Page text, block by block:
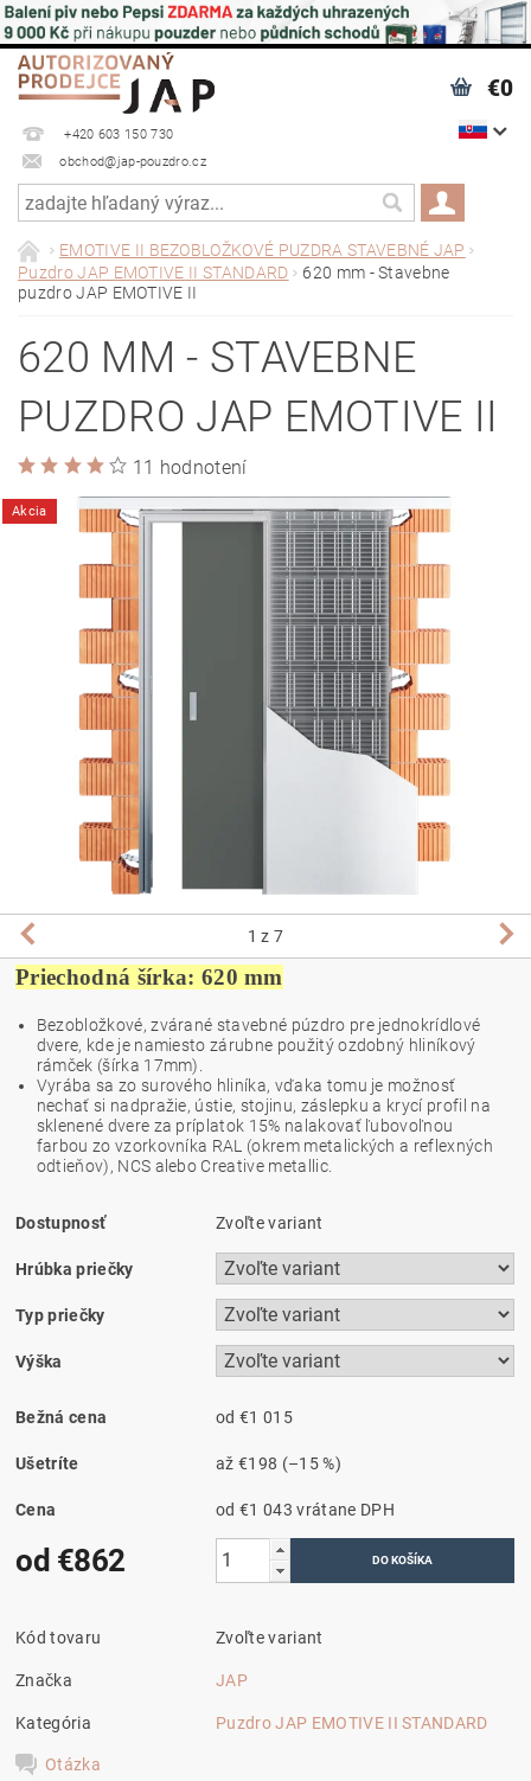
+420 603 150 730
obchod@jap-pouzdro.cz
€0
EMOTIVE II BEZOBLOŽKOVÉ PUZDRA STAVEBNÉ JAP
Puzdro JAP EMOTIVE II STANDARD
620 mm - Stavebne
puzdro JAP EMOTIVE II
620 MM - STAVEBNE
PUZDRO JAP EMOTIVE II
11 hodnotení
Akcia
1 z 7
Priechodná šírka: 620 mm
Bezobložkové, zvárané stavebné púzdro pre jednokrídlové
dvere, kde je namiesto zárubne použitý ozdobný hliníkový
rámček (šírka 17mm).
Vyrába sa zo surového hliníka, vďaka tomu je možnosť
nechať si nadpražie, ústie, stojinu, záslepku a krycí profil na
sklenené dvere za príplatok 15% nalakovať ľubovoľnou
farbou zo vzorkovníka RAL (okrem metalických a reflexných
odtieňov), NCS alebo Creative metallic.
Dostupnosť Zvoľte variant
Hrúbka priečky
Typ priečky
Výška
Bežná cena od €1 015
Ušetríte až€198 (–15 %)
Cena od €1 043vrátane DPH
od €862
Kód tovaru Zvoľte variant
Značka JAP
Kategória Puzdro JAP EMOTIVE II STANDARD
Otázka